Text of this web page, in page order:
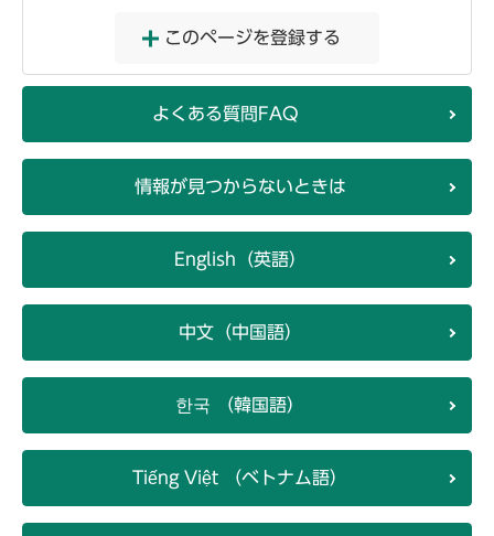
このページを登録する
よくある質問FAQ
情報が見つからないときは
English（英語）
中文（中国語）
한국 （韓国語）
Tiếng Việt （ベトナム語）